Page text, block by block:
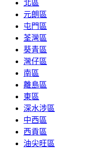
北區
元朗區
屯門區
荃灣區
葵青區
灣仔區
南區
離島區
東區
深水涉區
中西區
西貢區
油尖旺區